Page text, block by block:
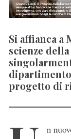
Si affianca a
scienze
progetto di
n